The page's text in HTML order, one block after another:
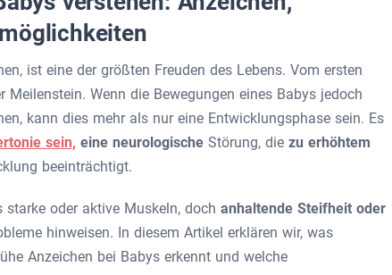
ist eine der größten Freuden des Lebens. Vom ersten
Wenn die Bewegungen eines Babys jedoch
kann dies mehr als nur eine Entwicklungsphase sein. Es
sein, eine neurologische Störung, die zu erhöhtem
beeinträchtigt.
oder aktive Muskeln, doch anhaltende Steifheit oder
hinweisen. In diesem Artikel erklären wir, was
Anzeichen bei Babys erkennt und welche